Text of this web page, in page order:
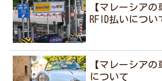
【マレーシア
RFID払いについ
【マレーシア
について